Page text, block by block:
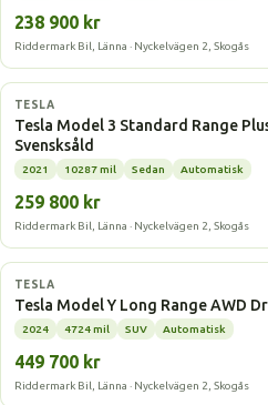
238 900 kr
Riddermark Bil, Länna · Nyckelvägen 2, Skogås
Elbil
TESLA
Tesla Model 3 Standard Range
Svensksåld
2021 10287 mil Sedan Automatisk
259 800 kr
Riddermark Bil, Länna · Nyckelvägen 2, Skogås
Elbil
TESLA
Tesla Model Y Long Range AWD
2024 4724 mil SUV Automatisk
449 700 kr
Riddermark Bil, Länna · Nyckelvägen 2, Skogås